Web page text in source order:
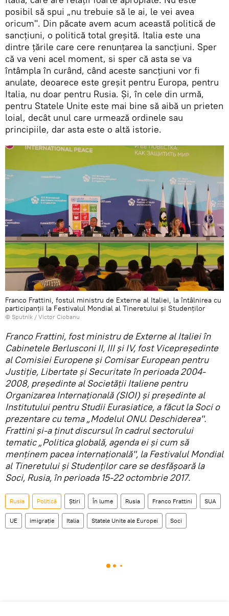
posibil să spui „nu trebuie să le ai, le vei avea
oricum". Din păcate avem acum această politică de
sancțiuni, o politică total greșită. Italia este una
dintre țările care cere renunțarea la sancțiuni. Sper
că va veni acel moment, si sper că asta se va
întâmpla în curând, când aceste sancțiuni vor fi
anulate, deoarece este greșit pentru Europa, pentru
Italia, nu doar pentru Rusia. Și, în cele din urmă,
pentru Statele Unite este mai bine să aibă un prieten
loial, decât unul care urmează ordinele sau
principiile, dar asta este o altă istorie.
Franco Frattini, fostul ministru de Externe al Italiei, la întâlnirea cu
participanții la Festivalul Mondial al Tineretului și Studenților
© Sputnik / Victor Ciobanu
Franco Frattini, fost ministru de Externe al Italiei în
Cabinetele Berlusconi II, III și IV, fost Vicepreședinte
al Comisiei Europene și Comisar European pentru
Justiție, Libertate și Securitate în perioada 2004-
2008, președinte al Societății Italiene pentru
Organizarea Internațională (SIOI) și președinte al
Institutului pentru Studii Eurasiatice, a făcut la Soci o
prezentare cu tema „Modelul ONU. Deschiderea".
Frattini și-a ținut discursul în cadrul sectorului
tematic „Politica globală, agenda ei și cum să
menținem pacea internațională", la Festivalul Mondial
al Tineretului și Studenților care se desfășoară la
Soci, Rusia, în perioada 15-22 octombrie 2017.
Rusia Politică Știri În lume Rusia Franco Frattini SUA
UE imigrație Italia Statele Unite ale Europei Soci